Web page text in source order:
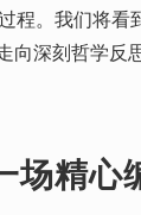
程。我们将
深刻哲学反
精心